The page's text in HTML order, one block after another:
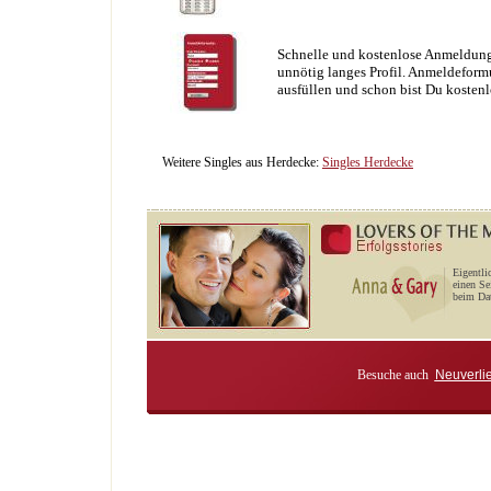
Schnelle und kostenlose
unnötig langes Profil.
ausfüllen und schon bist Du
Weitere Singles aus Herdecke: Singles Herdecke
einen
beim
Besuche auch